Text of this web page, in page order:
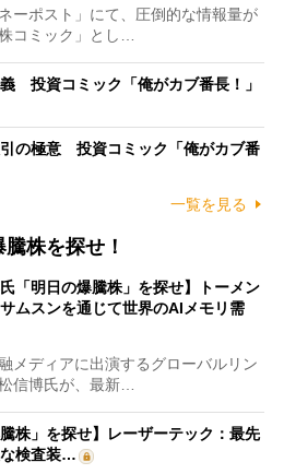
ーポスト」にて、圧倒的な情報量が
コミック」とし…
投資コミック「俺がカブ番長！」
の極意 投資コミック「俺がカブ番
一覧を見る
株を探せ！
氏「明日の爆騰株」を探せ】トーメン
ムスンを通じて世界のAIメモリ需
メディアに出演するグローバルリン
信博氏が、最新…
株」を探せ】レーザーテック：最先
検査装…